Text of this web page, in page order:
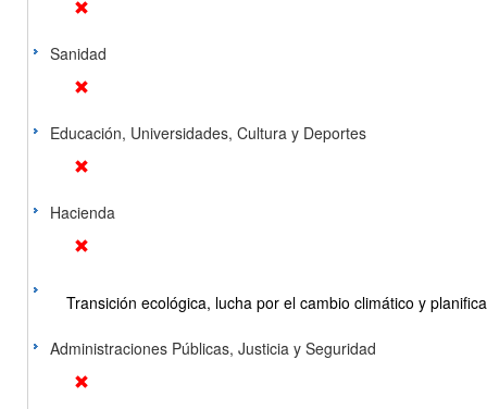
Sanidad
Educación, Universidades, Cultura y Deportes
Hacienda
Transición ecológica, lucha por el cambio climático y
Administraciones Públicas, Justicia y Seguridad